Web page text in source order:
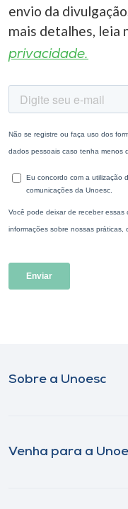
envio da
mais detalhes, leia
privacidade.
Sobre a Unoesc
Venha para a